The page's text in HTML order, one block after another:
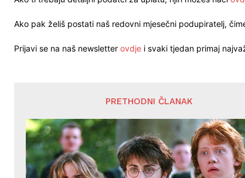
Ako pak želiš postati naš redovni mjesečni podupiratelj,
Prijavi se na naš newsletter ovdje i svaki tjedan primaj
PRETHODNI ČLANAK